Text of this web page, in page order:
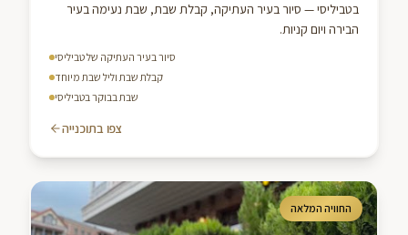
בטביליסי — סיור בעיר העתיקה, קבלת שבת, שבת נעימה בעיר
הבירה ויום קניות.
סיור בעיר העתיקה של טביליסי
קבלת שבת וליל שבת מיוחד
שבת בבוקר בטביליסי
צפו בתוכנייה
החוויה המלאה